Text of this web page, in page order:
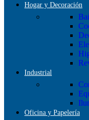
Hogar y Decoración
Industrial
Oficina y Papelería